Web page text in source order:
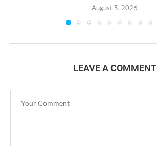
August 5, 2026
LEAVE A COMMENT